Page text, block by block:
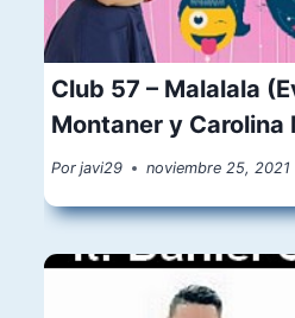
Club 57 – Malalala
Montaner y Carolina
Por javi29 noviembre 25, 2021